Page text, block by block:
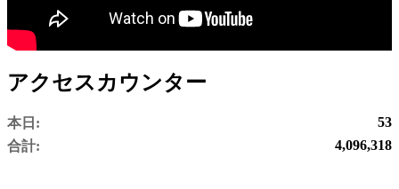
アクセスカウンター
本日:
53
合計:
4,096,318